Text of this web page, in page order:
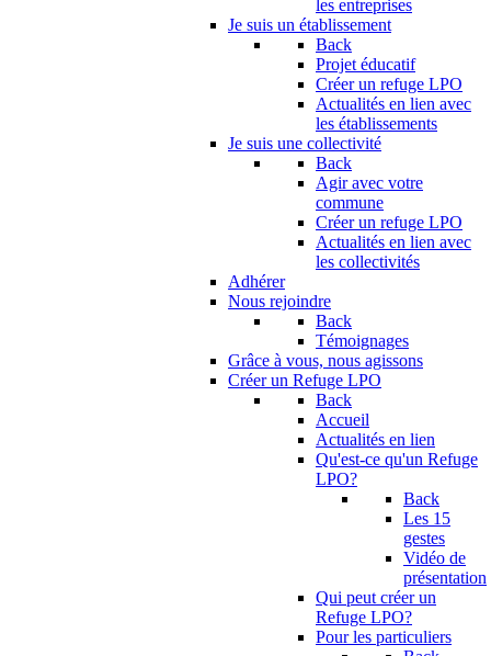
les entreprises
Je suis un établissement
Back
Projet éducatif
Créer un refuge LPO
Actualités en lien avec
les établissements
Je suis une collectivité
Back
Agir avec votre
commune
Créer un refuge LPO
Actualités en lien avec
les collectivités
Adhérer
Nous rejoindre
Back
Témoignages
Grâce à vous, nous agissons
Créer un Refuge LPO
Back
Accueil
Actualités en lien
Qu'est-ce qu'un Refuge
LPO?
Back
Les 15
gestes
Vidéo de
présentation
Qui peut créer un
Refuge LPO?
Pour les particuliers